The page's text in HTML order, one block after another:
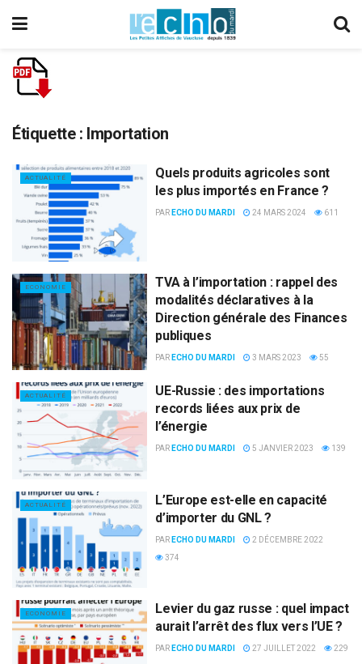
Étiquette : Importation
ACTUALITÉ
Quels produits agricoles sont
les plus importés en France ?
PAR ECHO DU MARDI 24 MARS 2024 611
ECONOMIE
TVA à l’importation : rappel des
modalités déclaratives à la
Direction générale des Finances
publiques
PAR ECHO DU MARDI 3 MARS 2023 55
ACTUALITÉ
UE-Russie : des importations
records liées aux prix de
l’énergie
PAR ECHO DU MARDI 5 JANVIER 2023 139
ACTUALITÉ
L’Europe est-elle en capacité
d’importer du GNL ?
PAR ECHO DU MARDI
2 DÉCEMBRE 2022
374
ECONOMIE
Levier du gaz russe : quel impact
aurait l’arrêt des flux vers l’UE ?
PAR ECHO DU MARDI 27 JUILLET 2022 229